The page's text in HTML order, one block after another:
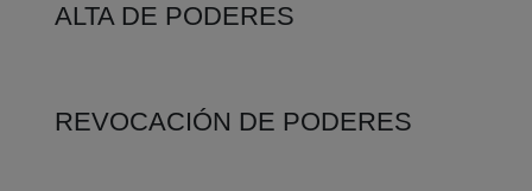
ALTA DE PODERES
REVOCACIÓN DE PODERES